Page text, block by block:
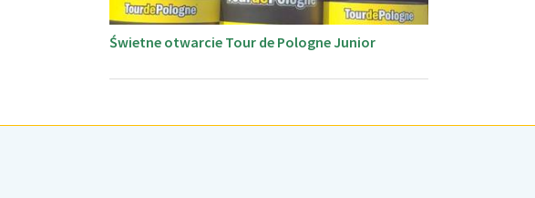
Świetne otwarcie Tour de Pologne Junior